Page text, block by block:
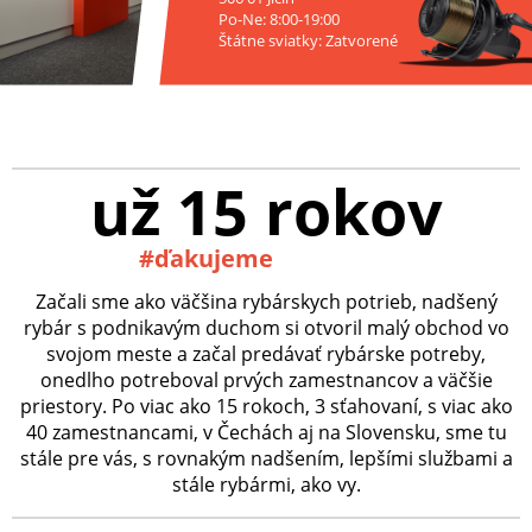
Po-Ne: 8:00-19:00
Štátne sviatky: Zatvorené
už 15 rokov
#ďakujeme
Začali sme ako väčšina rybárskych potrieb, nadšený
rybár s podnikavým duchom si otvoril malý obchod vo
svojom meste a začal predávať rybárske potreby,
onedlho potreboval prvých zamestnancov a väčšie
priestory. Po viac ako 15 rokoch, 3 sťahovaní, s viac ako
40 zamestnancami, v Čechách aj na Slovensku, sme tu
stále pre vás, s rovnakým nadšením, lepšími službami a
stále rybármi, ako vy.